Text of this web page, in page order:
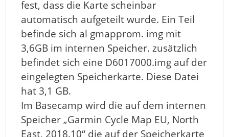
fest, dass die Karte scheinbar
automatisch aufgeteilt wurde. Ein Teil
befinde sich al gmapprom. img mit
3,6GB im internen Speicher. zusätzlich
befindet sich eine D6017000.img auf der
eingelegten Speicherkarte. Diese Datei
hat 3,1 GB.
Im Basecamp wird die auf dem internen
Speicher „Garmin Cycle Map EU, North
East, 2018.10“ die auf der Speicherkarte